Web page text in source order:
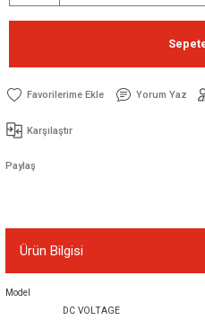
Yorum Yaz
Karşılaştır
Paylaş
Ürün Bilgisi
Model
DC VOLTAGE